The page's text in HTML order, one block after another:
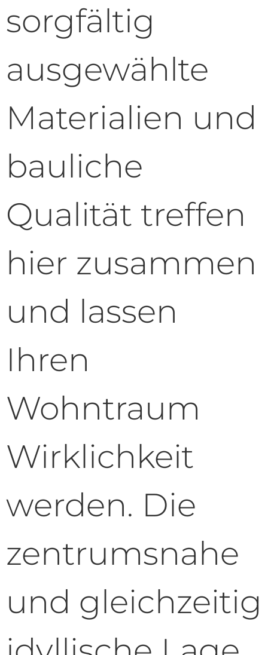
sorgfältig
ausgewählte
Materialien und
bauliche
Qualität treffen
hier zusammen
und lassen
Ihren
Wohntraum
Wirklichkeit
werden. Die
zentrumsnahe
und gleichzeitig